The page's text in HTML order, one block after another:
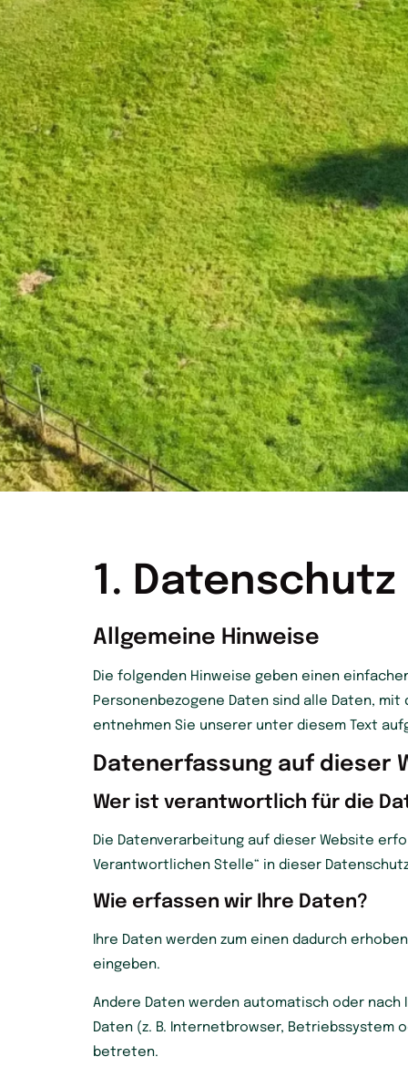
1.
Allgemeine Hinweise
Die folgenden Hinweise geben einen
Personenbezogene Daten sind alle Daten,
entnehmen Sie unserer unter diesem Text
Datenerfassung auf dieser
Wer ist verantwortlich für die
Die Datenverarbeitung auf dieser Website
Verantwortlichen Stelle“ in dieser
Wie erfassen wir Ihre Daten?
Ihre Daten werden zum einen dadurch
eingeben.
Andere Daten werden automatisch oder nach
Daten (z. B. Internetbrowser, Betriebssystem
betreten.